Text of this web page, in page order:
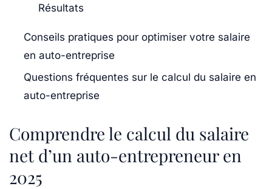
Résultats
Conseils pratiques pour optimiser votre salaire
en auto-entreprise
Questions fréquentes sur le calcul du salaire en
auto-entreprise
Comprendre le calcul du salaire
net d’un auto-entrepreneur en
2025